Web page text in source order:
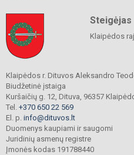
Steigėjas
Klaipėdos
Klaipėdos r. Dituvos Aleksandro
Biudžetinė įstaiga
Kuršaičių g. 12, Dituva, 96357
Tel. +370 650 22 569
El. p. info@dituvos.lt
Duomenys kaupiami ir saugomi
Juridinių asmenų registre
Įmonės kodas 191788440